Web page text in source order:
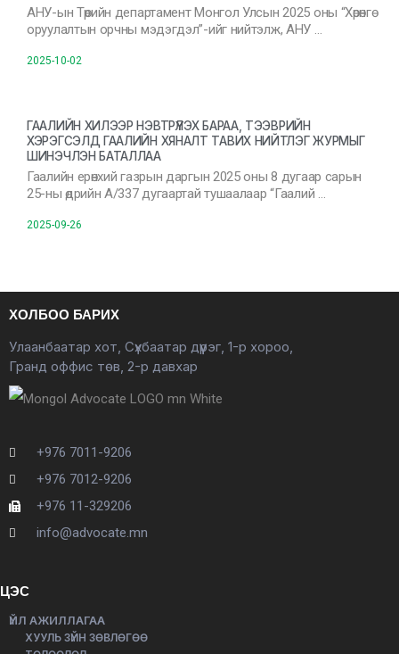
АНУ-ын Төрийн департамент Монгол Улсын 2025 оны “Хөрөнгө
оруулалтын орчны мэдэгдэл”-ийг нийтэлж, АНУ …
2025-10-02
ГААЛИЙН ХИЛЭЭР НЭВТРҮҮЛЭХ БАРАА, ТЭЭВРИЙН
ХЭРЭГСЭЛД ГААЛИЙН ХЯНАЛТ ТАВИХ НИЙТЛЭГ ЖУРМЫГ
ШИНЭЧЛЭН БАТАЛЛАА
Гаалийн ерөнхий газрын даргын 2025 оны 8 дугаар сарын
25-ны өдрийн А/337 дугаартай тушаалаар “Гаалий …
2025-09-26
ХОЛБОО БАРИХ
Улаанбаатар хот, Сүхбаатар дүүрэг, 1-р хороо,
Гранд оффис төв, 2-р давхар
+976 7011-9206
+976 7012-9206
+976 11-329206
info@advocate.mn
ЦЭС
ҮЙЛ АЖИЛЛАГАА
ХУУЛЬ ЗҮЙН ЗӨВЛӨГӨӨ